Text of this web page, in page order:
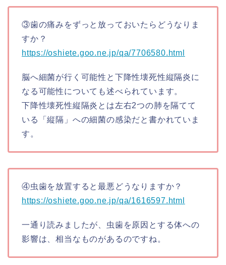
③歯の痛みをずっと放っておいたらどうなりま
すか？
https://oshiete.goo.ne.jp/qa/7706580.html
脳へ細菌が行く可能性と下降性壊死性縦隔炎に
なる可能性についても述べられています。
下降性壊死性縦隔炎とは左右2つの肺を隔てて
いる「縦隔」への細菌の感染だと書かれていま
す。
④虫歯を放置すると最悪どうなりますか？
https://oshiete.goo.ne.jp/qa/1616597.html
一通り読みましたが、虫歯を原因とする体への
影響は、相当なものがあるのですね。